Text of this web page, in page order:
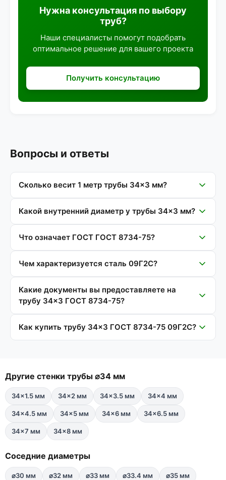
Нужна консультация по выбору
труб?
Наши специалисты помогут подобрать
оптимальное решение для вашего проекта
Получить консультацию
Вопросы и ответы
Сколько весит 1 метр трубы 34×3 мм?
Какой внутренний диаметр у трубы 34×3 мм?
Что означает ГОСТ ГОСТ 8734-75?
Чем характеризуется сталь 09Г2С?
Какие документы вы предоставляете на
трубу 34×3 ГОСТ 8734-75?
Как купить трубу 34×3 ГОСТ 8734-75 09Г2С?
Другие стенки трубы ⌀34 мм
34×1.5 мм 34×2 мм 34×3.5 мм 34×4 мм
34×4.5 мм 34×5 мм 34×6 мм 34×6.5 мм
34×7 мм 34×8 мм
Соседние диаметры
⌀30 мм ⌀32 мм ⌀33 мм ⌀33.4 мм ⌀35 мм